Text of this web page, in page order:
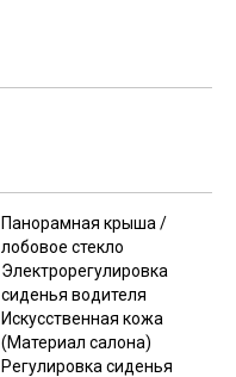
Панорамная крыша /
лобовое стекло
Электрорегулировка
сиденья водителя
Искусственная кожа
(Материал салона)
Регулировка сиденья